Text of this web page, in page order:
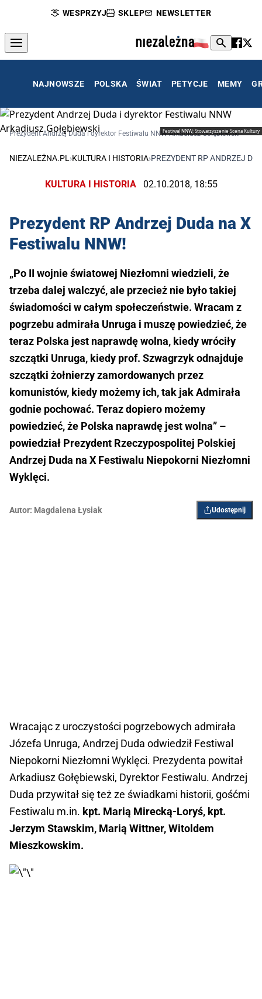
WESPRZYJ SKLEP NEWSLETTER
NAJNOWSZE POLSKA ŚWIAT PETYCJE MEMY
Festiwal NNW; Stowarzyszenie Scena Kultury
Prezydent Andrzej Duda i dyrektor Festiwalu NNW Arkadiusz Gołębiewski
NIEZALEŻNA.PL ›KULTURA I HISTORIA›PREZYDENT RP ANDRZEJ
KULTURA I HISTORIA 02.10.2018, 18:55
Prezydent RP Andrzej Duda na X
Festiwalu NNW!
„Po II wojnie światowej Niezłomni wiedzieli, że
trzeba dalej walczyć, ale przecież nie było takiej
świadomości w całym społeczeństwie. Wracam z
pogrzebu admirała Unruga i muszę powiedzieć, że
teraz Polska jest naprawdę wolna, kiedy wróciły
szczątki Unruga, kiedy prof. Szwagrzyk odnajduje
szczątki żołnierzy zamordowanych przez
komunistów, kiedy możemy ich, tak jak Admirała
godnie pochować. Teraz dopiero możemy
powiedzieć, że Polska naprawdę jest wolna” –
powiedział Prezydent Rzeczypospolitej Polskiej
Andrzej Duda na X Festiwalu Niepokorni Niezłomni
Wyklęci.
Autor: Magdalena Łysiak Udostępnij
Wracając z uroczystości pogrzebowych admirała
Józefa Unruga, Andrzej Duda odwiedził Festiwal
Niepokorni Niezłomni Wyklęci. Prezydenta powitał
Arkadiusz Gołębiewski, Dyrektor Festiwalu. Andrzej
Duda przywitał się też ze świadkami historii, gośćmi
Festiwalu m.in. kpt. Marią Mirecką-Loryś, kpt.
Jerzym Stawskim, Marią Wittner, Witoldem
Mieszkowskim.